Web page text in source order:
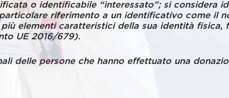
o identificabile “interessato”; si considera
riferimento a un identificativo come il
elementi caratteristici della sua identità fisica,
UE 2016/679).
delle persone che hanno effettuato una